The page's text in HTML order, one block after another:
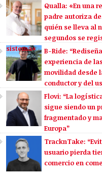
Qualla: «En una
padre autoriza
quién se lleva al
segundos se
sistema»
B-Ride:
experiencia de
movilidad desde
conductor y del
Flovi: “La
sigue siendo un
fragmentado y
Europa”
TracknTake:
usuario pierda
comercio en